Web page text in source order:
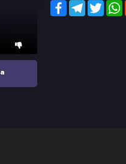
FacebookTelegram